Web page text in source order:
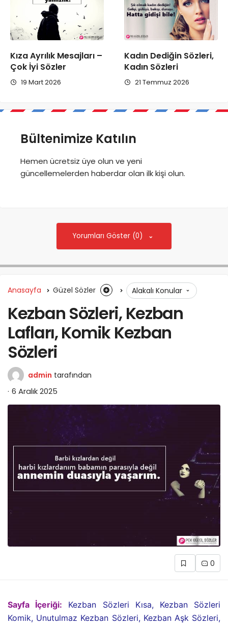
Kıza Ayrılık Mesajları –
Çok İyi Sözler
19 Mart 2026
Kadın Dediğin Sözleri,
Kadın Sözleri
21 Temmuz 2026
Bültenimize Katılın
Hemen ücretsiz üye olun ve yeni
güncellemelerden haberdar olan ilk kişi olun.
Yorumları Göster (0)
Anasayfa Güzel Sözler Alakalı Konular
Kezban Sözleri, Kezban
Lafları, Komik Kezban
Sözleri
admin tarafından
6 Aralık 2025
0
Sayfa İçeriği:
Kezban Sözleri Kısa, Kezban Sözleri
Komik, Unutulmaz Kezban Sözleri, Kezban Aşk Sözleri,